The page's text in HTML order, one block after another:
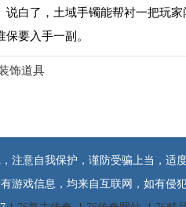
白了，土域手镯能帮衬一把玩
要入手一副。
饰道具
注意自我保护，谨防受骗上当，适
游戏信息，均来自互联网，如有侵